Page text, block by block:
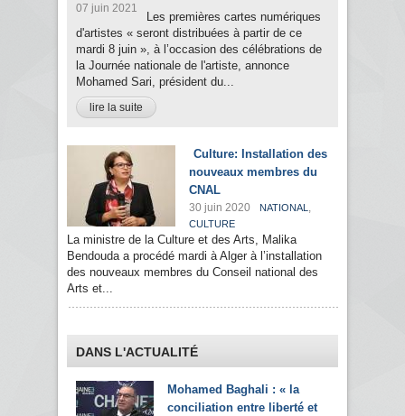
07 juin 2021
Les premières cartes numériques
d'artistes « seront distribuées à partir de ce
mardi 8 juin », à l’occasion des célébrations de
la Journée nationale de l'artiste, annonce
Mohamed Sari, président du...
lire la suite
Culture: Installation des
nouveaux membres du
CNAL
30 juin 2020 NATIONAL ,
CULTURE
La ministre de la Culture et des Arts, Malika
Bendouda a procédé mardi à Alger à l’installation
des nouveaux membres du Conseil national des
Arts et...
DANS L'ACTUALITÉ
Mohamed Baghali : « la
conciliation entre liberté et